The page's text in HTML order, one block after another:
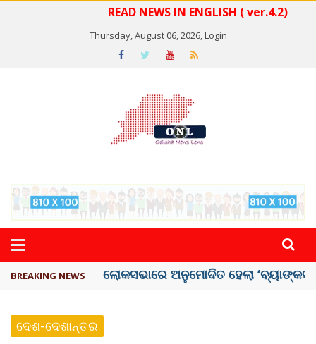
READ NEWS IN ENGLISH ( ver.4.2)
Thursday, August 06, 2026,Login
BREAKING NEWS ଭୁଶୁଡ଼ିଲା ପୁରୁଣା କୋଠା, ୬ ମୃତ
ଦେଶ-ଦେଶାନ୍ତର